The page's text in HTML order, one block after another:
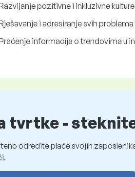
pozitivne i inkluzivne
i adresiranje svih
informacija o trendovima u
tvrtke -
odredite plaće svojih